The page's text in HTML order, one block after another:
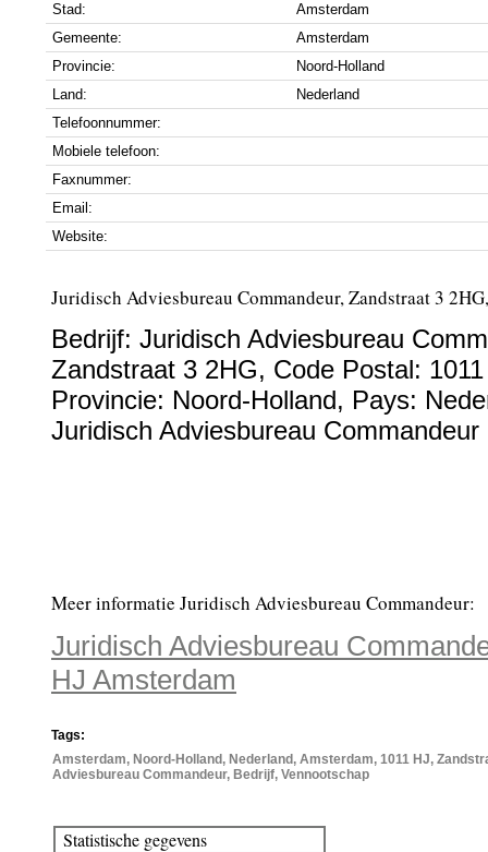
Stad:
Amsterdam
Gemeente:
Amsterdam
Provincie:
Noord-Holland
Land:
Nederland
Telefoonnummer:
Mobiele telefoon:
Faxnummer:
Email:
Website:
Juridisch Adviesbureau Commandeur, Zandstraat 3
Bedrijf: Juridisch Adviesbureau
Zandstraat 3 2HG, Code Postal:
Provincie: Noord-Holland, Pays:
Juridisch Adviesbureau
Meer informatie Juridisch Adviesbureau Commandeur:
Juridisch Adviesbureau
HJ Amsterdam
Tags:
Amsterdam, Noord-Holland, Nederland, Amsterdam, 1011 HJ,
Adviesbureau Commandeur, Bedrijf, Vennootschap
Statistische gegevens